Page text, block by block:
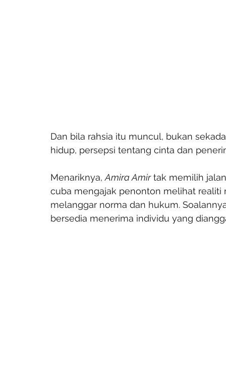
Dan bila rahsia itu muncul, bukan
hidup, persepsi tentang cinta dan
Menariknya, Amira Amir tak memilih
cuba mengajak penonton melihat
melanggar norma dan hukum.
bersedia menerima individu yang